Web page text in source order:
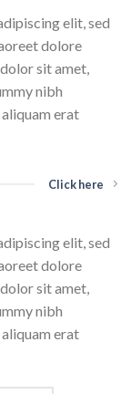
elit, sed
dolore
sit amet,
nibh
erat
Click here
elit, sed
dolore
sit amet,
nibh
erat